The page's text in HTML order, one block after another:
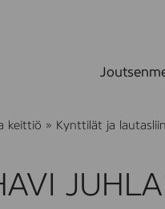
keittiö » Kynttilät ja